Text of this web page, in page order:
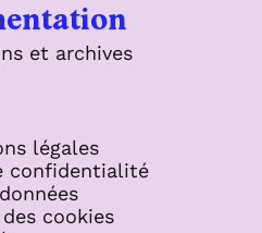
et archives
légales
confidentialité
cookies